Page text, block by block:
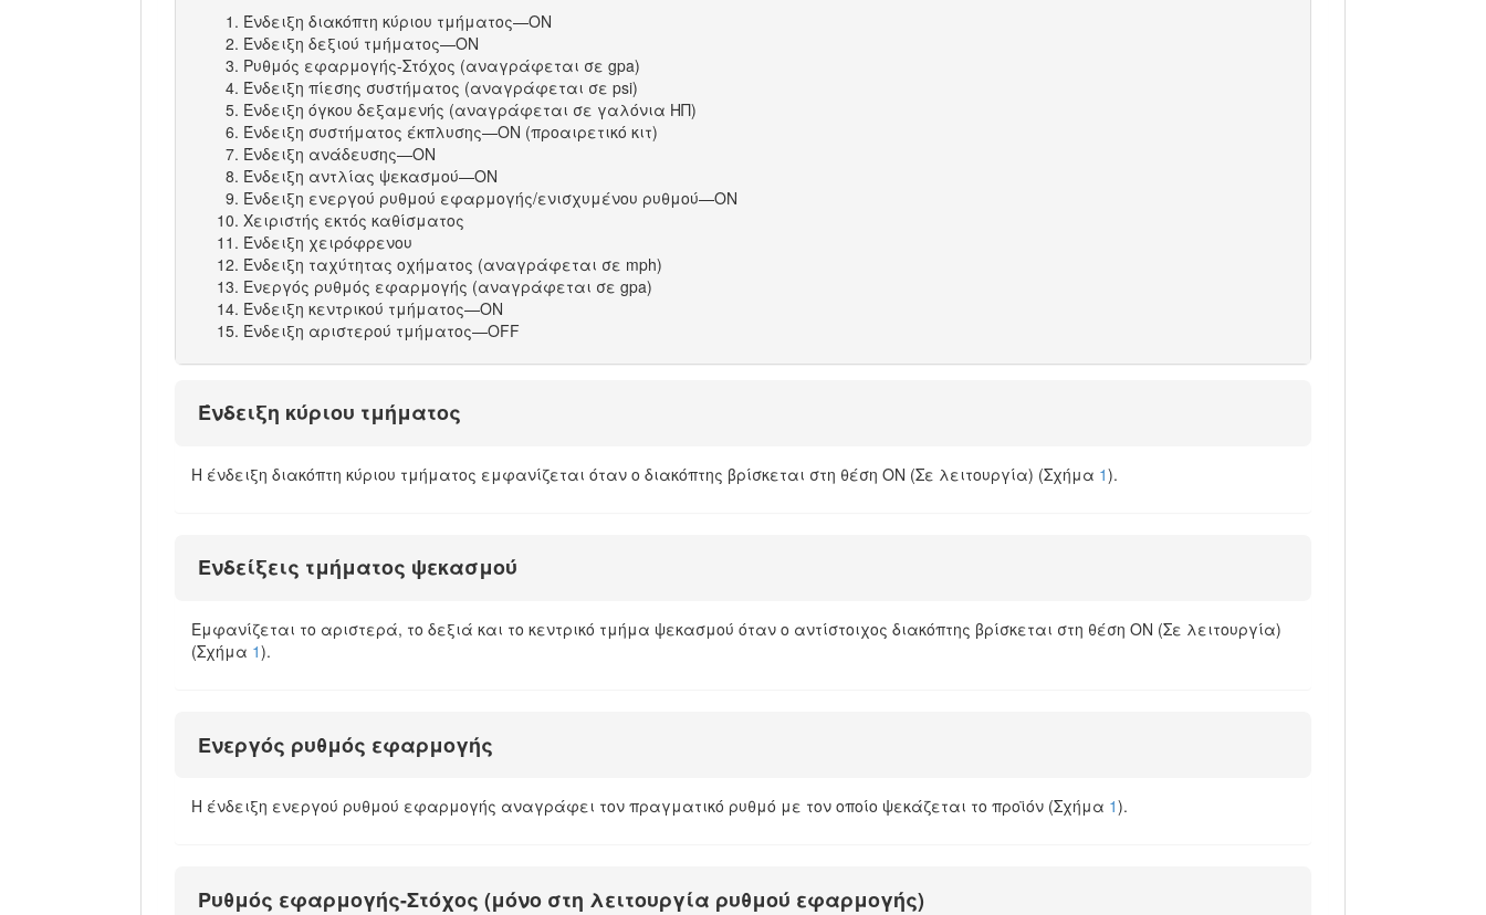
Ένδειξη διακόπτη κύριου τμήματος—ON
Ένδειξη δεξιού τμήματος—ON
Ρυθμός εφαρμογής-Στόχος (αναγράφεται σε gpa)
Ένδειξη πίεσης συστήματος (αναγράφεται σε psi)
Ένδειξη όγκου δεξαμενής (αναγράφεται σε γαλόνια ΗΠ)
Ένδειξη συστήματος έκπλυσης—ON (προαιρετικό κιτ)
Ένδειξη ανάδευσης—ON
Ένδειξη αντλίας ψεκασμού—ON
Ένδειξη ενεργού ρυθμού εφαρμογής/ενισχυμένου ρυθμού—ON
Χειριστής εκτός καθίσματος
Ένδειξη χειρόφρενου
Ένδειξη ταχύτητας οχήματος (αναγράφεται σε mph)
Ενεργός ρυθμός εφαρμογής (αναγράφεται σε gpa)
Ένδειξη κεντρικού τμήματος—ON
Ένδειξη αριστερού τμήματος—OFF
Ένδειξη κύριου τμήματος
Η ένδειξη διακόπτη κύριου τμήματος εμφανίζεται όταν ο διακόπτης βρίσκεται στη θέση ON (Σε λειτουργία) (Σχήμα 1).
Ενδείξεις τμήματος ψεκασμού
Εμφανίζεται το αριστερά, το δεξιά και το κεντρικό τμήμα ψεκασμού όταν ο αντίστοιχος διακόπτης βρίσκεται στη θέση ON (Σε λειτουργία)
(Σχήμα 1).
Ενεργός ρυθμός εφαρμογής
Η ένδειξη ενεργού ρυθμού εφαρμογής αναγράφει τον πραγματικό ρυθμό με τον οποίο ψεκάζεται το προϊόν (Σχήμα 1).
Ρυθμός εφαρμογής-Στόχος (μόνο στη λειτουργία ρυθμού εφαρμογής)